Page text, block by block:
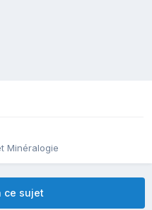
Minéralogie
ce sujet